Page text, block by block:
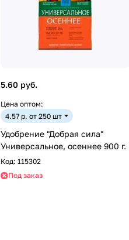
5.60 руб.
Цена оптом:
4.57 р. от 250 шт
Удобрение "Добрая сила"
Универсальное, осеннее 900 г.
Код: 115302
Под заказ